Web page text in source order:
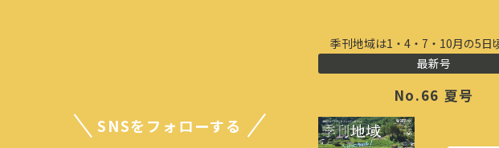
SNSをフォローする
季刊地域は1・4・7・10月の5日
最新号
No.66 夏号